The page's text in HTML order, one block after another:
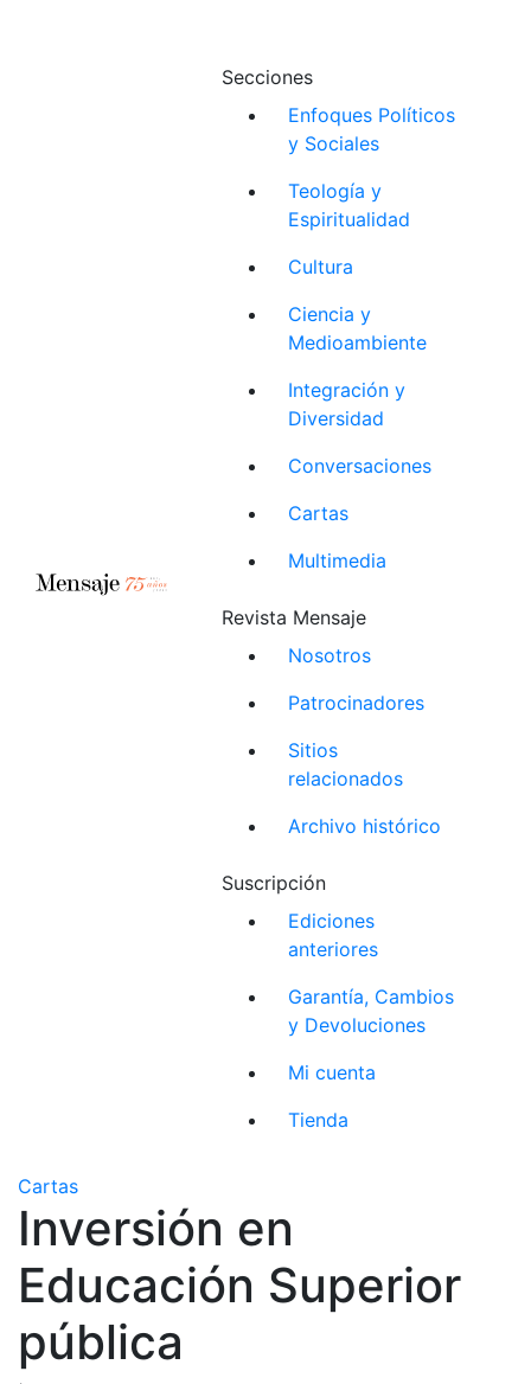
Secciones
Enfoques Políticos
y Sociales
Teología y
Espiritualidad
Cultura
Ciencia y
Medioambiente
Integración y
Diversidad
Conversaciones
Cartas
Multimedia
Revista Mensaje
Nosotros
Patrocinadores
Sitios
relacionados
Archivo histórico
Suscripción
Ediciones
anteriores
Garantía, Cambios
y Devoluciones
Mi cuenta
Tienda
Cartas
Inversión en
Educación Superior
pública